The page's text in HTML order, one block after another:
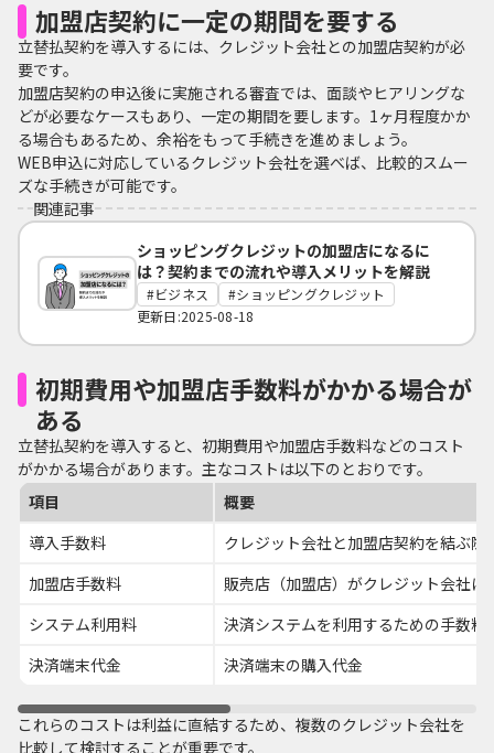
加盟店契約に一定の期間を要する
立替払契約を導入するには、クレジット会社との加盟店契約が必
要です。
加盟店契約の申込後に実施される審査では、面談やヒアリングな
どが必要なケースもあり、一定の期間を要します。1ヶ月程度かか
る場合もあるため、余裕をもって手続きを進めましょう。
WEB申込に対応しているクレジット会社を選べば、比較的スムー
ズな手続きが可能です。
関連記事
ショッピングクレジットの加盟店になるに
は？契約までの流れや導入メリットを解説
ビジネス
ショッピングクレジット
更新日:2025-08-18
初期費用や加盟店手数料がかかる場合が
ある
立替払契約を導入すると、初期費用や加盟店手数料などのコスト
がかかる場合があります。主なコストは以下のとおりです。
項目
概要
導入手数料
クレジット会社と加盟店契約を結ぶ
加盟店手数料
販売店（加盟店）がクレジット会社に
システム利用料
決済システムを利用するための手数料
決済端末代金
決済端末の購入代金
これらのコストは利益に直結するため、複数のクレジット会社を
比較して検討することが重要です。